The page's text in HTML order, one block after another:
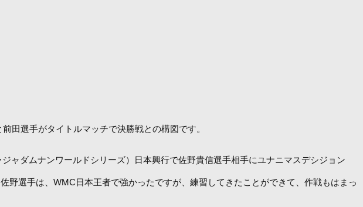
選手がタイトルマッチで決勝戦との構図です。
ダムナンワールドシリーズ）日本興行で佐野貴信選手相手にユナニマスデシジョン
選手は、WMC日本王者で強かったですが、練習してきたことができて、作戦もはまっ